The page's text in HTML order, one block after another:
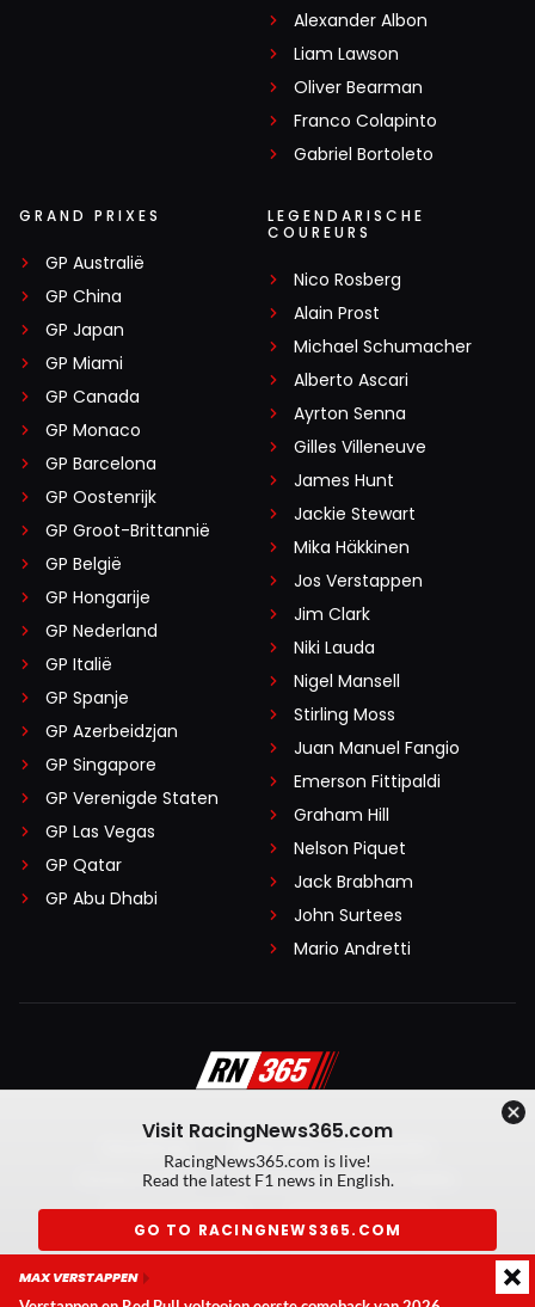
Alexander Albon
Liam Lawson
Oliver Bearman
Franco Colapinto
Gabriel Bortoleto
GRAND PRIXES
GP Australië
GP China
GP Japan
GP Miami
GP Canada
GP Monaco
GP Barcelona
GP Oostenrijk
GP Groot-Brittannië
GP België
GP Hongarije
GP Nederland
GP Italië
GP Spanje
GP Azerbeidzjan
GP Singapore
GP Verenigde Staten
GP Las Vegas
GP Qatar
GP Abu Dhabi
LEGENDARISCHE
COUREURS
Nico Rosberg
Alain Prost
Michael Schumacher
Alberto Ascari
Ayrton Senna
Gilles Villeneuve
James Hunt
Jackie Stewart
Mika Häkkinen
Jos Verstappen
Jim Clark
Niki Lauda
Nigel Mansell
Stirling Moss
Juan Manuel Fangio
Emerson Fittipaldi
Graham Hill
Nelson Piquet
Jack Brabham
John Surtees
Mario Andretti
Algemene voorwaarden
Privacy Policy
Created by On Your Marks
Privacy manager
Kansspeluitingen
Visit RacingNews365.com
RacingNews365.com is live!
Read the latest F1 news in English.
GO TO RACINGNEWS365.COM
MAX VERSTAPPEN